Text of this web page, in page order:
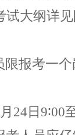
试大纲详
报考一
月 24 日 9∶00